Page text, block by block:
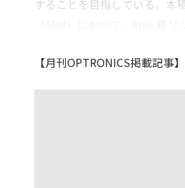
することを目指している。本
【月刊OPTRONICS掲載記事